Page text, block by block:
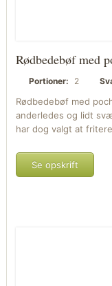
Rødbedebøf med
Portioner: 2
Rødbedebøf med
anderledes og lidt
har dog valgt at
Se opskrift